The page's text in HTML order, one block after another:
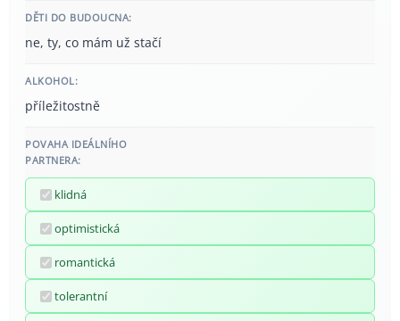
DĚTI DO BUDOUCNA:
ne, ty, co mám už stačí
ALKOHOL:
příležitostně
POVAHA IDEÁLNÍHO
PARTNERA:
klidná
optimistická
romantická
tolerantní